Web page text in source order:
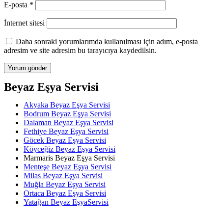
E-posta *
İnternet sitesi
Daha sonraki yorumlarımda kullanılması için adım, e-posta
adresim ve site adresim bu tarayıcıya kaydedilsin.
Beyaz Eşya Servisi
Akyaka Beyaz Eşya Servisi
Bodrum Beyaz Eşya Servisi
Dalaman Beyaz Eşya Servisi
Fethiye Beyaz Eşya Servisi
Göcek Beyaz Eşya Servisi
Köyceğiz Beyaz Eşya Servisi
Marmaris Beyaz Eşya Servisi
Menteşe Beyaz Eşya Servisi
Milas Beyaz Eşya Servisi
Muğla Beyaz Eşya Servisi
Ortaca Beyaz Eşya Servisi
Yatağan Beyaz EşyaServisi